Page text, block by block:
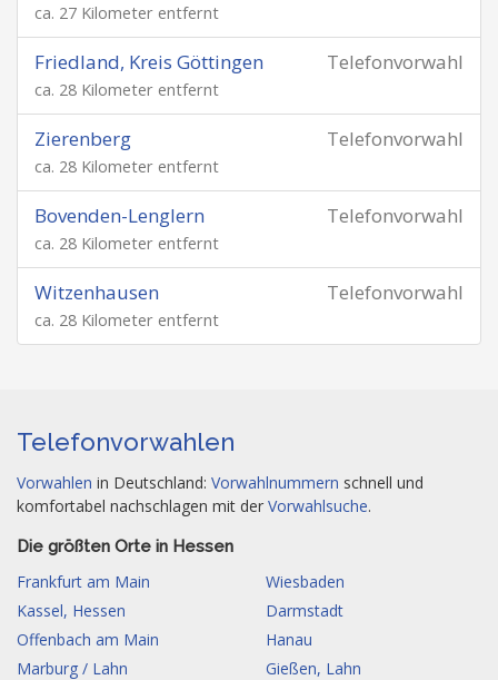
ca. 27 Kilometer entfernt
Telefonvorwahl
Friedland, Kreis Göttingen
ca. 28 Kilometer entfernt
Telefonvorwahl
Zierenberg
ca. 28 Kilometer entfernt
Telefonvorwahl
Bovenden-Lenglern
ca. 28 Kilometer entfernt
Telefonvorwahl
Witzenhausen
ca. 28 Kilometer entfernt
Telefonvorwahlen
Vorwahlen in Deutschland: Vorwahlnummern schnell und
komfortabel nachschlagen mit der Vorwahlsuche.
Die größten Orte in Hessen
Frankfurt am Main
Wiesbaden
Kassel, Hessen
Darmstadt
Offenbach am Main
Hanau
Marburg / Lahn
Gießen, Lahn